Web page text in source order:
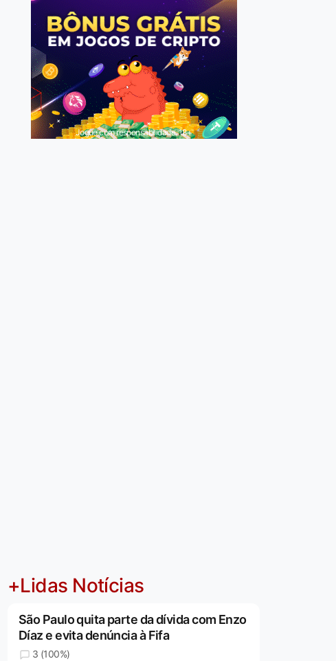
Jogue com responsabilidade. 18+
+Lidas Notícias
São Paulo quita parte da dívida com Enzo
Díaz e evita denúncia à Fifa
3 (100%)